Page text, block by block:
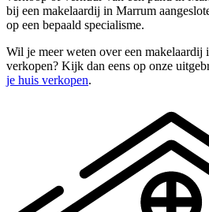
bij een makelaardij in Marrum
op een bepaald specialisme.
Wil je meer weten over een makelaardij
verkopen? Kijk dan eens op onze
je huis verkopen.